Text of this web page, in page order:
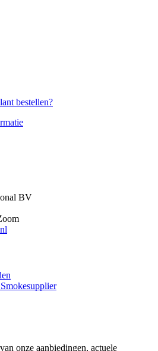
bestellen?
BV
onze aanbiedingen, actuele